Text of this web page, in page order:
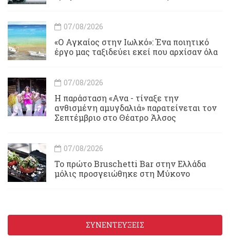
07/08/2026
«Ο Αγκαίος στην Ιωλκό»: Ένα ποιητικό
έργο μας ταξιδεύει εκεί που αρχίσαν όλα
07/08/2026
Η παράσταση «Ανα - τίναξε την
ανθισμένη αμυγδαλιά» παρατείνεται τον
Σεπτέμβριο στο Θέατρο Άλσος
07/08/2026
Το πρώτο Bruschetti Bar στην Ελλάδα
μόλις προσγειώθηκε στη Μύκονο
ΣΥΝΕΝΤΕΥΞΕΙΣ